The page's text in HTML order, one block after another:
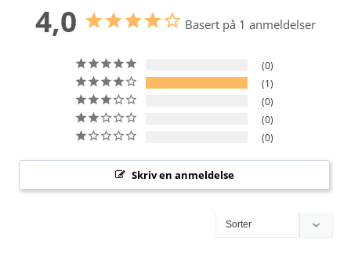
4,0 Basert på 1 anmeldelser
0
1
0
0
0
Skriv en anmeldelse